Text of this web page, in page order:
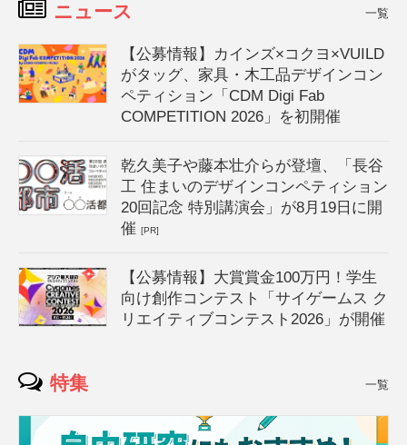
ニュース 一覧
【公募情報】カインズ×コクヨ×VUILD
がタッグ、家具・木工品デザインコン
ペティション「CDM Digi Fab
COMPETITION 2026」を初開催
乾久美子や藤本壮介らが登壇、「長谷
工 住まいのデザインコンペティション
20回記念 特別講演会」が8月19日に開
催[PR]
【公募情報】大賞賞金100万円！学生
向け創作コンテスト「サイゲームス ク
リエイティブコンテスト2026」が開催
特集 一覧